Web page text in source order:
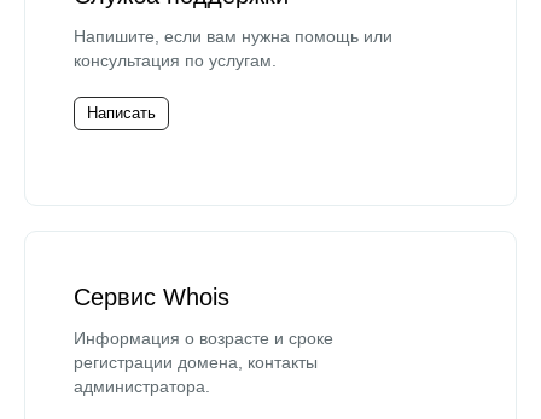
Напишите, если вам нужна помощь или
консультация по услугам.
Написать
Сервис Whois
Информация о возрасте и сроке
регистрации домена, контакты
администратора.